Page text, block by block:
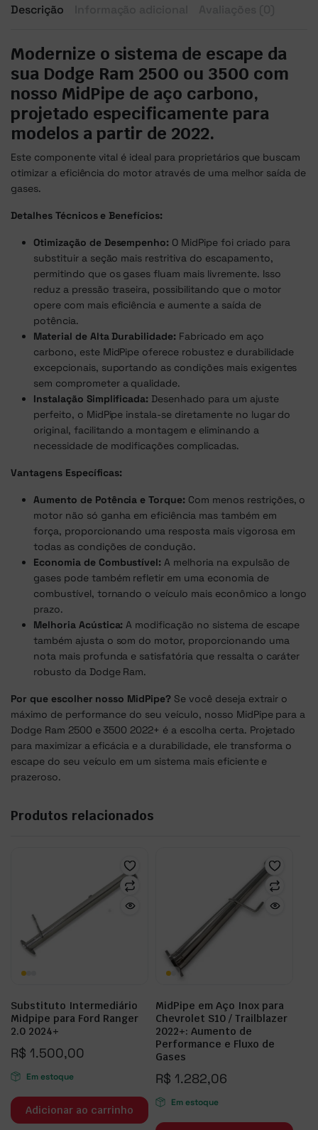
Descrição
Modernize o sistema de escape da
sua Dodge Ram 2500 ou 3500 com
nosso MidPipe de aço carbono,
projetado especificamente para
modelos a partir de 2022.
Este componente vital é ideal para proprietários que buscam
otimizar a eficiência do motor através de uma melhor saída de
gases.
Detalhes Técnicos e Benefícios:
Otimização de Desempenho: O MidPipe foi criado para
substituir a seção mais restritiva do escapamento,
permitindo que os gases fluam mais livremente. Isso
reduz a pressão traseira, possibilitando que o motor
opere com mais eficiência e aumente a saída de
potência.
Material de Alta Durabilidade: Fabricado em aço
carbono, este MidPipe oferece robustez e durabilidade
excepcionais, suportando as condições mais exigentes
sem comprometer a qualidade.
Instalação Simplificada: Desenhado para um ajuste
perfeito, o MidPipe instala-se diretamente no lugar do
original, facilitando a montagem e eliminando a
necessidade de modificações complicadas.
Vantagens Específicas:
Aumento de Potência e Torque: Com menos restrições, o
motor não só ganha em eficiência mas também em
força, proporcionando uma resposta mais vigorosa em
todas as condições de condução.
Economia de Combustível: A melhoria na expulsão de
gases pode também refletir em uma economia de
combustível, tornando o veículo mais econômico a longo
prazo.
Melhoria Acústica: A modificação no sistema de escape
também ajusta o som do motor, proporcionando uma
nota mais profunda e satisfatória que ressalta o caráter
robusto da Dodge Ram.
Por que escolher nosso MidPipe? Se você deseja extrair o
máximo de performance do seu veículo, nosso MidPipe para a
Dodge Ram 2500 e 3500 2022+ é a escolha certa. Projetado
para maximizar a eficácia e a durabilidade, ele transforma o
escape do seu veículo em um sistema mais eficiente e
prazeroso.
Produtos relacionados
Substituto Intermediário
Midpipe para Ford Ranger
2.0 2024+
R$ 1.500,00
Em estoque
Adicionar ao carrinho
MidPipe em Aço Inox para
Chevrolet S10 / Trailblazer
2022+: Aumento de
Performance e Fluxo de
Gases
R$ 1.282,06
Em estoque